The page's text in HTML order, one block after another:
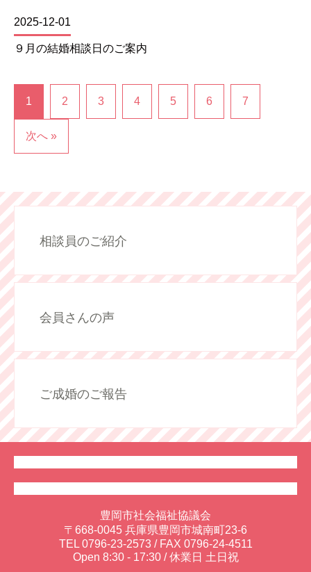
2025-12-01
９月の結婚相談日のご案内
1 2 3 4 5 6 7
次へ »
相談員のご紹介
会員さんの声
ご成婚のご報告
豊岡市社会福祉協議会
〒668-0045 兵庫県豊岡市城南町23-6
TEL 0796-23-2573/ FAX 0796-24-4511
Open 8:30 - 17:30 / 休業日 土日祝